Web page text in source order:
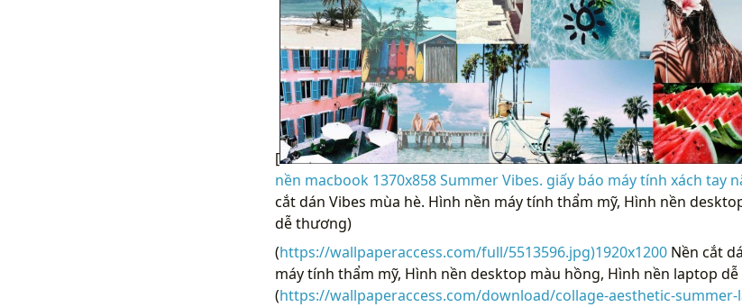
[
nền macbook 1370x858 Summer Vibes. giấy báo máy tính xách tay
cắt dán Vibes mùa hè. Hình nền máy tính thẩm mỹ, Hình nền
dễ thương)
(https://wallpaperaccess.com/full/5513596.jpg)1920x1200Nền cắt
máy tính thẩm mỹ, Hình nền desktop màu hồng, Hình nền laptop
(https://wallpaperaccess.com/download/collage-aesthetic-summer-